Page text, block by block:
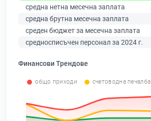
средна нетна месечна заплата
средна брутна месечна заплата
среден бюджет за месечна заплата
средносписъчен персонал за 2024 г.
Финансови Трендове
общо приходи счетоводна печалба